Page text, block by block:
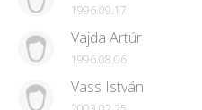
1996.09.17
Vajda Artúr
1996.08.06
Vass István